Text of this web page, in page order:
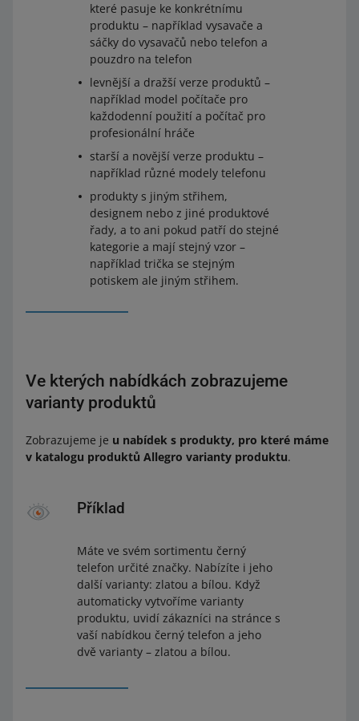
které pasuje ke konkrétnímu
produktu – například vysavače a
sáčky do vysavačů nebo telefon a
pouzdro na telefon
levnější a dražší verze produktů –
například model počítače pro
každodenní použití a počítač pro
profesionální hráče
starší a novější verze produktu –
například různé modely telefonu
produkty s jiným střihem,
designem nebo z jiné produktové
řady, a to ani pokud patří do stejné
kategorie a mají stejný vzor –
například trička se stejným
potiskem ale jiným střihem.
Ve kterých nabídkách zobrazujeme
varianty produktů
Zobrazujeme je u nabídek s produkty, pro které máme
v katalogu produktů Allegro varianty produktu.
Příklad
Máte ve svém sortimentu černý
telefon určité značky. Nabízíte i jeho
další varianty: zlatou a bílou. Když
automaticky vytvoříme varianty
produktu, uvidí zákazníci na stránce s
vaší nabídkou černý telefon a jeho
dvě varianty – zlatou a bílou.